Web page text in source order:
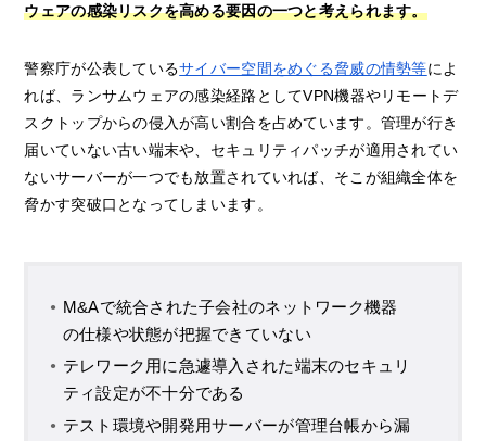
ウェアの感染リスクを高める要因の一つと考えられます。
警察庁が公表しているサイバー空間をめぐる脅威の情勢等によ
れば、ランサムウェアの感染経路としてVPN機器やリモートデ
スクトップからの侵入が高い割合を占めています。管理が行き
届いていない古い端末や、セキュリティパッチが適用されてい
ないサーバーが一つでも放置されていれば、そこが組織全体を
脅かす突破口となってしまいます。
M&Aで統合された子会社のネットワーク機器
の仕様や状態が把握できていない
テレワーク用に急遽導入された端末のセキュリ
ティ設定が不十分である
テスト環境や開発用サーバーが管理台帳から漏